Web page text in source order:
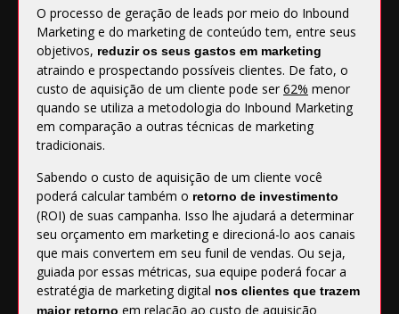
O processo de geração de leads por meio do Inbound
Marketing e do marketing de conteúdo tem, entre seus
objetivos, reduzir os seus gastos em marketing
atraindo e prospectando possíveis clientes. De fato, o
custo de aquisição de um cliente pode ser 62% menor
quando se utiliza a metodologia do Inbound Marketing
em comparação a outras técnicas de marketing
tradicionais.
Sabendo o custo de aquisição de um cliente você
poderá calcular também o retorno de investimento
(ROI) de suas campanha. Isso lhe ajudará a determinar
seu orçamento em marketing e direcioná-lo aos canais
que mais convertem em seu funil de vendas. Ou seja,
guiada por essas métricas, sua equipe poderá focar a
estratégia de marketing digital nos clientes que trazem
maior retorno em relação ao custo de aquisição